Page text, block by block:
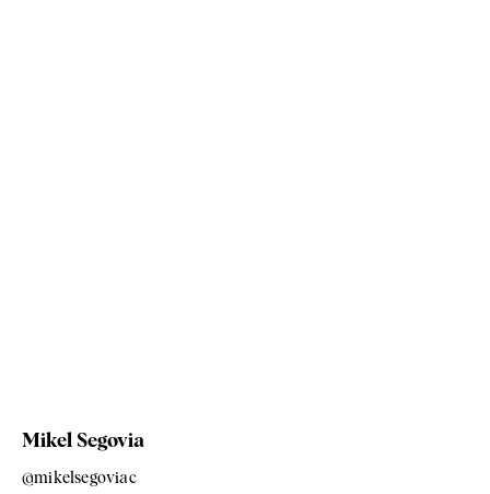
Mikel Segovia
@mikelsegoviac